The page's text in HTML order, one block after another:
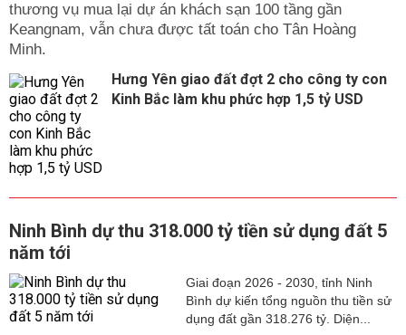
thương vụ mua lại dự án khách sạn 100 tầng gần
Keangnam, vẫn chưa được tất toán cho Tân Hoàng
Hưng Yên giao đất đợt 2 cho công ty con
Kinh Bắc làm khu phức hợp 1,5 tỷ USD
Ninh Bình dự thu 318.000 tỷ tiền sử dụng đất 5
năm tới
Giai đoạn 2026 - 2030, tỉnh Ninh
Bình dự kiến tổng nguồn thu tiền sử
dụng đất gần 318.276 tỷ. Diện...